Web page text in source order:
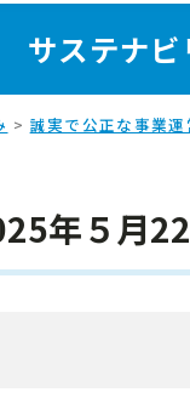
サステナビ
> 誠実で公正な事業運
年５月22